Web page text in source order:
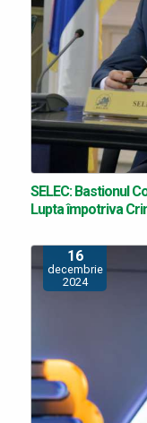
SELEC: Bastionul
Lupta împotriva
16
decembrie
2024